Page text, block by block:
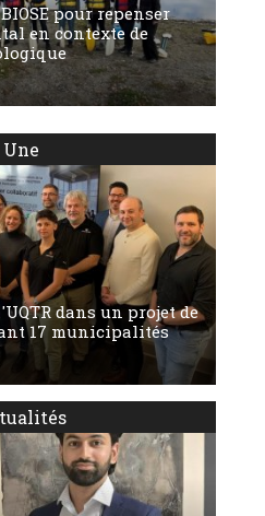
pour repenser
en contexte de
Une
dans un projet de
17 municipalités